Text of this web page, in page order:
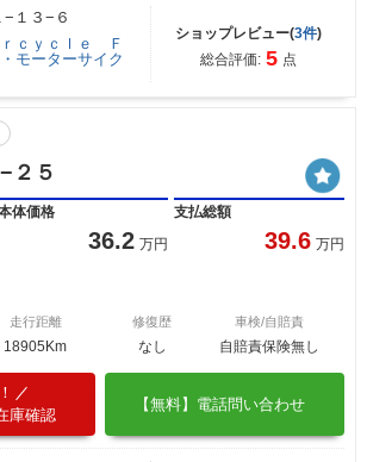
１３−６
ｃｙｃｌｅ Ｆ
モーターサイク
ショップレビュー(3件)
総合評価: 5 点
２５
体価格
36.2 万円
支払総額
39.6 万円
走行距離
18905Km
修復歴
なし
車検/自賠責
自賠責保険無し
庫確認
【無料】電話問い合わせ